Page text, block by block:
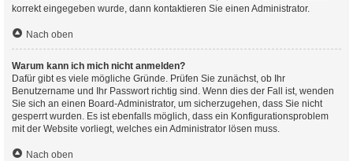
korrekt eingegeben wurde, dann kontaktieren Sie einen Administrator.
Nach oben
Warum kann ich mich nicht anmelden?
Dafür gibt es viele mögliche Gründe. Prüfen Sie zunächst, ob Ihr
Benutzername und Ihr Passwort richtig sind. Wenn dies der Fall ist, wenden
Sie sich an einen Board-Administrator, um sicherzugehen, dass Sie nicht
gesperrt wurden. Es ist ebenfalls möglich, dass ein Konfigurationsproblem
mit der Website vorliegt, welches ein Administrator lösen muss.
Nach oben